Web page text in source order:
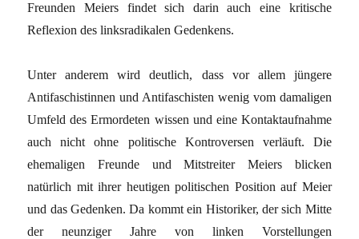
Freunden Meiers findet sich darin auch eine kritische
Reflexion des linksradikalen Gedenkens.
Unter anderem wird deutlich, dass vor allem jüngere
Antifaschistinnen und Antifaschisten wenig vom damaligen
Umfeld des Ermordeten wissen und eine Kontaktaufnahme
auch nicht ohne politische Kontroversen verläuft. Die
ehemaligen Freunde und Mitstreiter Meiers blicken
natürlich mit ihrer heutigen politischen Position auf Meier
und das Gedenken. Da kommt ein Historiker, der sich Mitte
der neunziger Jahre von linken Vorstellungen